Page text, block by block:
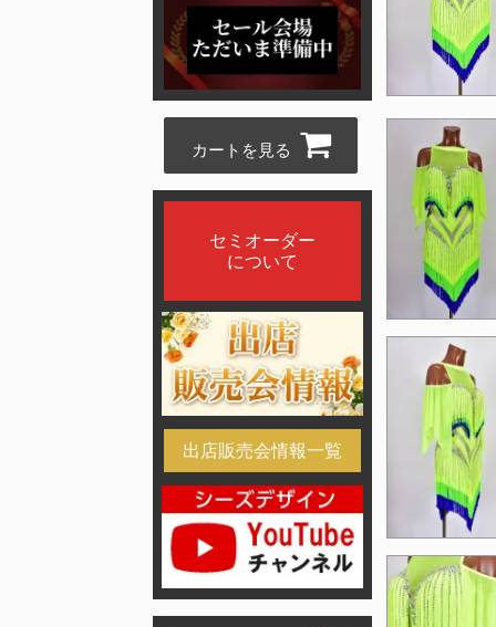
カートを見る
セミオーダー
について
出店販売会情報一覧